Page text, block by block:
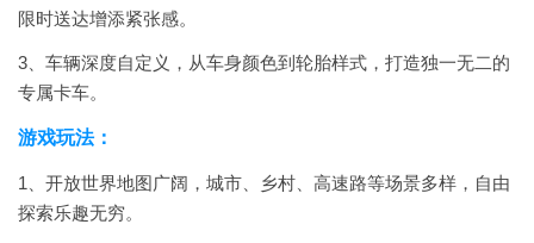
限时送达增添紧张感。
3、车辆深度自定义，从车身颜色到轮胎样式，打造独一无二的
专属卡车。
游戏玩法：
1、开放世界地图广阔，城市、乡村、高速路等场景多样，自由
探索乐趣无穷。